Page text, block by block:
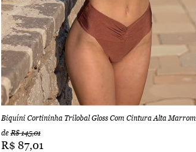
Biquíni Cortininha Trilobal Gloss Com Cintura Alta Marrom
de R$ 145,01
R$ 87,01